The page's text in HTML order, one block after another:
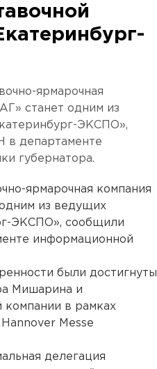
ярмарочная
станет одним из
ЭКСПО»,
в департаменте
губернатора.
ярмарочная компания
из ведущих
ЭКСПО», сообщили
информационной
были достигнуты
Мишарина и
компании в рамках
Messe
делегация